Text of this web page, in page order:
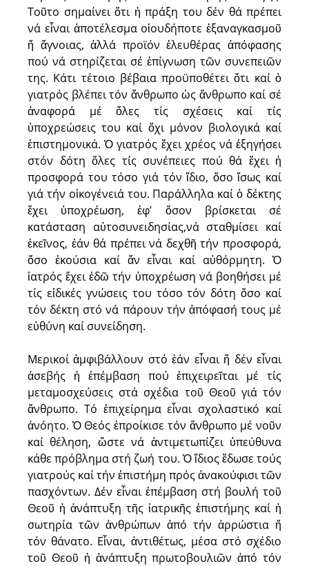
Τοῦτο σημαίνει ὅτι ἡ πράξη του δέν θά πρέπει
νά εἶναι ἀποτέλεσμα οἱουδήποτε ἐξαναγκασμοῦ
ἤ ἄγνοιας, ἀλλά προϊόν ἐλευθέρας ἀπόφασης
πού νά στηρίζεται σέ ἐπίγνωση τῶν συνεπειῶν
της. Κάτι τέτοιο βέβαια προϋποθέτει ὅτι καί ὁ
γιατρός βλέπει τόν ἄνθρωπο ὡς ἄνθρωπο καί σέ
ἀναφορά μέ ὅλες τίς σχέσεις καί τίς
ὑποχρεώσεις του καί ὄχι μόνον βιολογικά καί
ἐπιστημονικά. Ὁ γιατρός ἔχει χρέος νά ἐξηγήσει
στόν δότη ὅλες τίς συνέπειες πού θά ἔχει ἡ
προσφορά του τόσο γιά τόν ἴδιο, ὅσο ἵσως καί
γιά τήν οἰκογένειά του. Παράλληλα καί ὁ δέκτης
ἔχει ὑποχρέωση, ἐφ’ ὅσον βρίσκεται σέ
κατάσταση αὐτοσυνειδησίας,νά σταθμίσει καί
ἐκεῖνος, ἐάν θά πρέπει νά δεχθῆ τήν προσφορά,
ὅσο ἐκούσια καί ἄν εἶναι καί αὐθόρμητη. Ὁ
ἰατρός ἔχει ἐδῶ τήν ὑποχρέωση νά βοηθήσει μέ
τίς εἰδικές γνώσεις του τόσο τόν δότη ὅσο καί
τόν δέκτη στό νά πάρουν τήν ἀπόφασή τους μέ
εὐθύνη καί συνείδηση.
Μερικοί ἀμφιβάλλουν στό ἐάν εἶναι ἤ δέν εἶναι
ἀσεβής ἡ ἐπέμβαση πού ἐπιχειρεῖται μέ τίς
μεταμοσχεύσεις στά σχέδια τοῦ Θεοῦ γιά τόν
ἄνθρωπο. Τό ἐπιχείρημα εἶναι σχολαστικό καί
ἀνόητο. Ὁ Θεός ἐπροίκισε τόν ἄνθρωπο μέ νοῦν
καί θέληση, ὥστε νά ἀντιμετωπίζει ὑπεύθυνα
κάθε πρόβλημα στή ζωή του. Ὁ ἴδιος ἔδωσε τούς
γιατρούς καί τήν ἐπιστήμη πρός ἀνακούφισι τῶν
πασχόντων. Δέν εἶναι ἐπέμβαση στή βουλή τοῦ
Θεοῦ ἡ ἀνάπτυξη τῆς ἰατρικῆς ἐπιστήμης καί ἡ
σωτηρία τῶν ἀνθρώπων ἀπό τήν ἀρρώστια ἤ
τόν θάνατο. Εἶναι, ἀντιθέτως, μέσα στό σχέδιο
τοῦ Θεοῦ ἡ ἀνάπτυξη πρωτοβουλιῶν ἀπό τόν